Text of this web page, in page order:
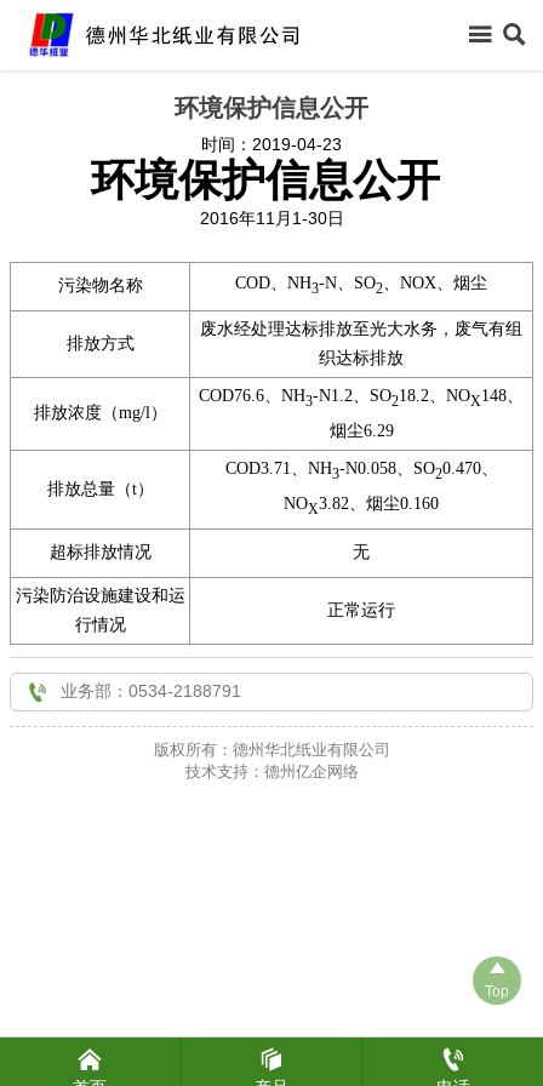
 
环境保护信息公开
时间：2019-04-23
环境保护信息公开
2016年11月1-30日
污染物名称 COD、NH3-N、SO2、NOX、烟尘
排放方式
废水经处理达标排放至光大水务，废气有组
织达标排放
排放浓度（mg/l）
COD76.6、NH3-N1.2、SO218.2、NOX148、
烟尘6.29
排放总量（t）
COD3.71、NH3-N0.058、SO20.470、
NOX3.82、烟尘0.160
超标排放情况 无
污染防治设施建设和运
行情况
正常运行
 业务部：0534-2188791
版权所有：德州华北纸业有限公司
技术支持：德州亿企网络
  
关于我们
信息公开
产品中心
 领导关怀

 联系我们

Top